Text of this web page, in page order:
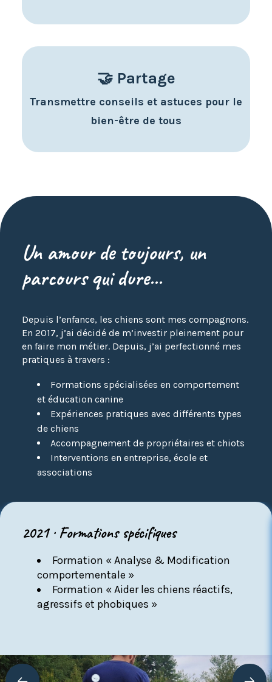
🤝 Partage
Transmettre conseils et astuces pour le
bien-être de tous
Un amour de toujours, un
parcours qui dure...
Depuis l’enfance, les chiens sont mes compagnons.
En 2017, j’ai décidé de m’investir pleinement pour
en faire mon métier. Depuis, j’ai perfectionné mes
pratiques à travers :
Formations spécialisées en comportement
et éducation canine
Expériences pratiques avec différents types
de chiens
Accompagnement de propriétaires et chiots
Interventions en entreprise, école et
associations
2021 · Formations spécifiques
Formation « Analyse & Modification
comportementale »
Formation « Aider les chiens réactifs,
agressifs et phobiques »